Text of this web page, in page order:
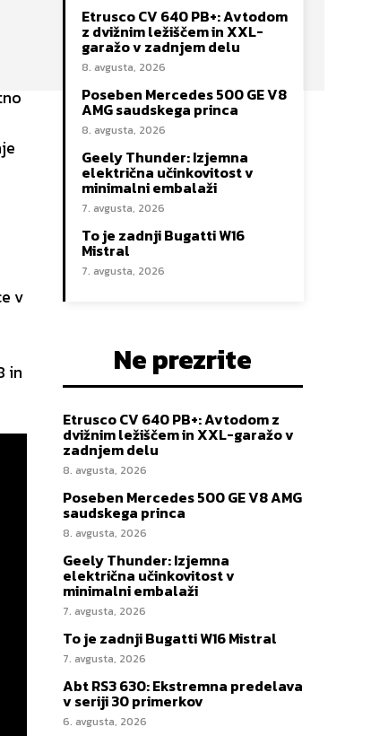
v
in
Etrusco CV 640 PB+: Avtodom
z dvižnim ležiščem in XXL-
garažo v zadnjem delu
8. avgusta, 2026
Poseben Mercedes 500 GE V8
AMG saudskega princa
8. avgusta, 2026
Geely Thunder: Izjemna
električna učinkovitost v
minimalni embalaži
7. avgusta, 2026
To je zadnji Bugatti W16
Mistral
7. avgusta, 2026
Ne prezrite
Etrusco CV 640 PB+: Avtodom z
dvižnim ležiščem in XXL-garažo v
zadnjem delu
8. avgusta, 2026
Poseben Mercedes 500 GE V8 AMG
saudskega princa
8. avgusta, 2026
Geely Thunder: Izjemna
električna učinkovitost v
minimalni embalaži
7. avgusta, 2026
To je zadnji Bugatti W16 Mistral
7. avgusta, 2026
Abt RS3 630: Ekstremna predelava
v seriji 30 primerkov
6. avgusta, 2026